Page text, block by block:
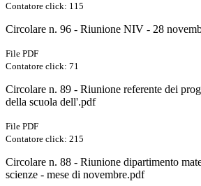
Contatore click: 115
Circolare n. 96 - Riunione NIV - 28
File PDF
Contatore click: 71
Circolare n. 89 - Riunione referente dei
della scuola dell'.pdf
File PDF
Contatore click: 215
Circolare n. 88 - Riunione dipartimento
scienze - mese di novembre.pdf